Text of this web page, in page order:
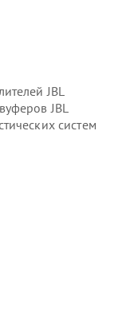
JBL
JBL
систем